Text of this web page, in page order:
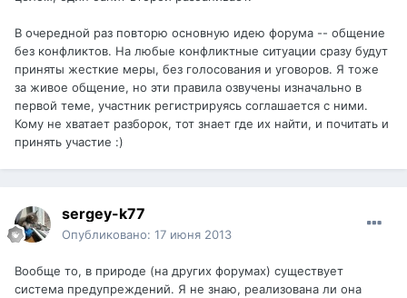
В очередной раз повторю основную идею форума -- общение
без конфликтов. На любые конфликтные ситуации сразу будут
приняты жесткие меры, без голосования и уговоров. Я тоже
за живое общение, но эти правила озвучены изначально в
первой теме, участник регистрируясь соглашается с ними.
Кому не хватает разборок, тот знает где их найти, и почитать и
принять участие :)
sergey-k77
Опубликовано: 17 июня 2013
Вообще то, в природе (на других форумах) существует
система предупреждений. Я не знаю, реализована ли она